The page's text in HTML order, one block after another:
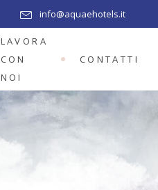
info@aquaehotels.it
LAVORA
CON
NOI
CONTATTI